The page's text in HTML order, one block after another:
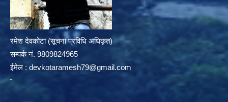
रमेश देवकोटा (सूचना प्रविधि अधिकृत)
सम्पर्क न‌ं. 9809824965
ईमेल : devkotaramesh79@gmail.com